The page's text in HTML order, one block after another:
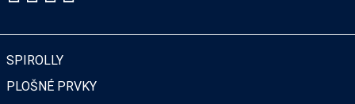
SPIROLLY
PLOŠNÉ PRVKY